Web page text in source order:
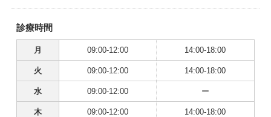
診療時間
月 09:00-12:00 14:00-18:00
火 09:00-12:00 14:00-18:00
水 09:00-12:00 ー
木 09:00-12:00 14:00-18:00